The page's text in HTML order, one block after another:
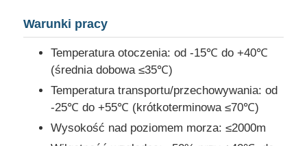
Warunki pracy
Temperatura otoczenia: od -15℃ do +40℃
(średnia dobowa ≤35℃)
Temperatura transportu/przechowywania: od
-25℃ do +55℃ (krótkoterminowa ≤70℃)
Wysokość nad poziomem morza: ≤2000m